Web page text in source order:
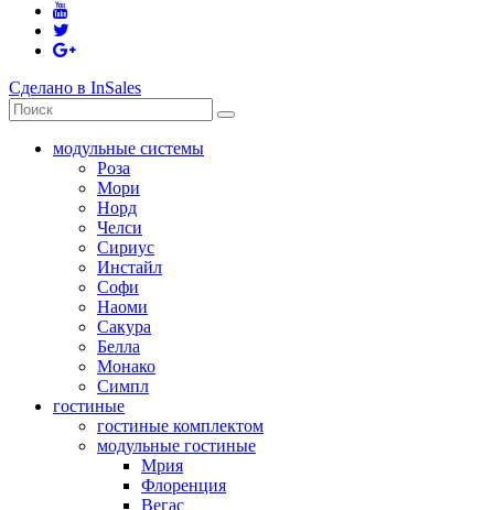
Сделано в InSales
модульные системы
Роза
Мори
Норд
Челси
Сириус
Инстайл
Софи
Наоми
Сакура
Белла
Монако
Симпл
гостиные
гостиные комплектом
модульные гостиные
Мрия
Флоренция
Вегас